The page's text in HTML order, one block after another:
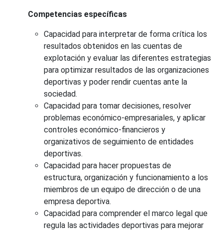
Competencias específicas
Capacidad para interpretar de forma crítica los
resultados obtenidos en las cuentas de
explotación y evaluar las diferentes estrategias
para optimizar resultados de las organizaciones
deportivas y poder rendir cuentas ante la
sociedad.
Capacidad para tomar decisiones, resolver
problemas económico-empresariales, y aplicar
controles económico-financieros y
organizativos de seguimiento de entidades
deportivas.
Capacidad para hacer propuestas de
estructura, organización y funcionamiento a los
miembros de un equipo de dirección o de una
empresa deportiva.
Capacidad para comprender el marco legal que
regula las actividades deportivas para mejorar